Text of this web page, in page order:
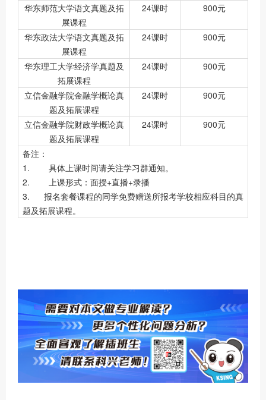
华东师范大学语文真题及拓
展课程
24课时 900元
华东政法大学语文真题及拓
展课程
24课时 900元
华东理工大学经济学真题及
拓展课程
24课时 900元
立信金融学院金融学概论真
题及拓展课程
24课时 900元
立信金融学院财政学概论真
题及拓展课程
24课时 900元
备注：
1. 具体上课时间请关注学习群通知。
2. 上课形式：面授+直播+录播
3. 报名套餐课程的同学免费赠送所报考学校相应科目的真
题及拓展课程。